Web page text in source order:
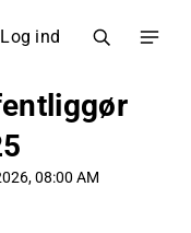
Log ind
08:00 AM